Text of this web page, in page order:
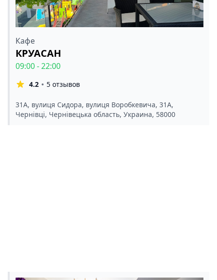
Кафе
КРУАСАН
09:00 - 22:00
4.2 5 отзывов
31A, вулиця Сидора, вулиця Воробкевича, 31А,
Чернівці, Чернівецька область, Украина, 58000